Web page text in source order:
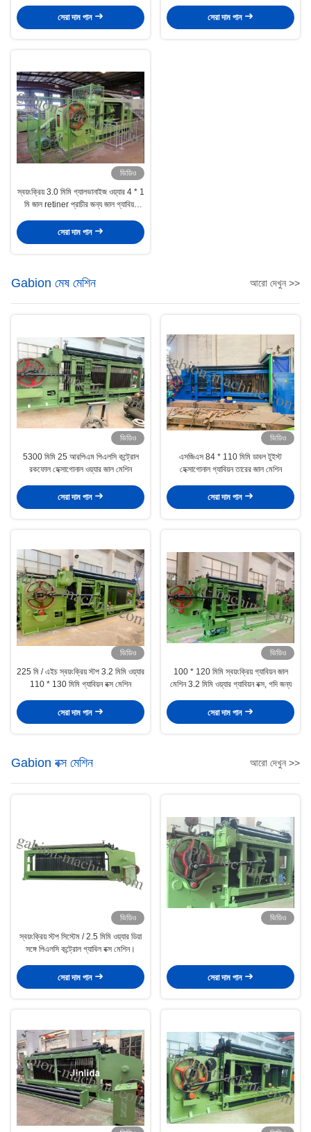
সেরা দাম পান সেরা দাম পান
ভিডিও
স্বয়ংক্রিয় 3.0 মিমি গ্যালভানাইজ ওয়্যার 4 * 1
মি জাল retiner প্রাচীর জন্য জাল গ্যাবিয়ন
সেরা দাম পান
Gabion মেষ মেশিন আরো দেখুন >>
ভিডিও
5300 মিমি 25 আরপিএম পিএলসি কন্ট্রোল
রকফোল হেক্সাগোনাল ওয়্যার জাল মেশিন
সেরা দাম পান
ভিডিও
এসজিএস 84 * 110 মিমি ডাবল টুইস্ট
হেক্সাগোনাল গ্যাবিয়ন তারের জাল মেশিন
সেরা দাম পান
ভিডিও
225 মি / এইচ স্বয়ংক্রিয় স্টপ 3.2 মিমি ওয়্যার
110 * 130 মিমি গ্যাবিয়ন বক্স মেশিন
সেরা দাম পান
ভিডিও
100 * 120 মিমি স্বয়ংক্রিয় গ্যাবিয়ন জাল
মেশিন 3.2 মিমি ওয়্যার গ্যাবিয়ন বক্স, গদি জন্য
সেরা দাম পান
Gabion বক্স মেশিন আরো দেখুন >>
ভিডিও
স্বয়ংক্রিয় স্টপ সিস্টেম / 2.5 মিমি ওয়্যার ডিয়া
সঙ্গে পিএলসি কন্ট্রোল গ্যাবিল বক্স মেশিন।
সেরা দাম পান
ভিডিও
সেরা দাম পান